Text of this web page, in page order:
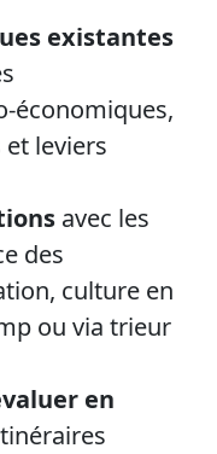
existantes
économiques,
leviers
avec les
des
culture en
ou via trieur
en